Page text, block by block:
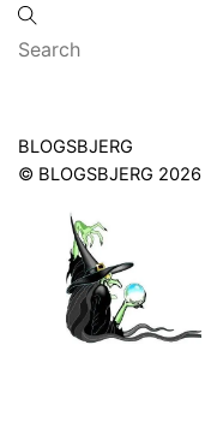
Back
To
BLOGSBJERG
© BLOGSBJERG 2026